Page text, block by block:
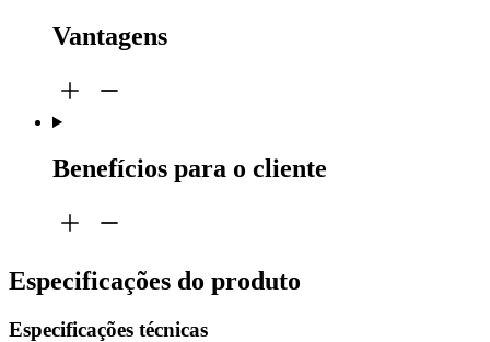
Vantagens
Benefícios para o cliente
Especificações do produto
Especificações técnicas